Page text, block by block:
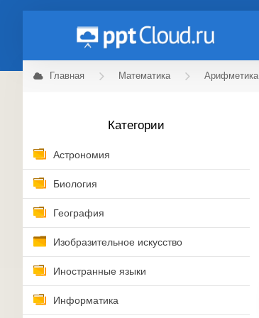
Главная Математика Арифметика
Категории
Астрономия
Биология
География
Изобразительное искусство
Иностранные языки
Информатика